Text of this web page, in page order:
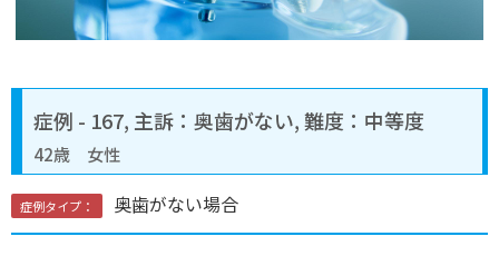
症例 - 167, 主訴：奥歯がない, 難度：中等度
42歳 女性
症例タイプ： 奥歯がない場合